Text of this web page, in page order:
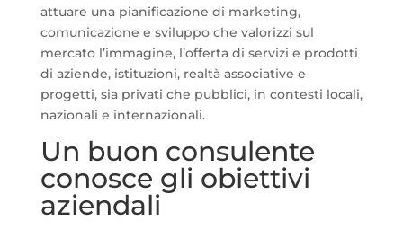
attuare una pianificazione di marketing,
comunicazione e sviluppo che valorizzi sul
mercato l’immagine, l’offerta di servizi e prodotti
di aziende, istituzioni, realtà associative e
progetti, sia privati che pubblici, in contesti locali,
nazionali e internazionali.
Un buon consulente
conosce gli obiettivi
aziendali